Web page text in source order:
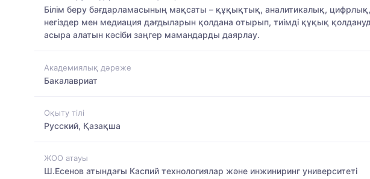
Білім беру бағдарламасының мақсаты – құқықтық, аналитикалық,
негіздер мен медиация дағдыларын қолдана отырып, тиімді құқық
асыра алатын кәсіби заңгер мамандарды даярлау.
Академиялық дәреже
Бакалавриат
Оқыту тілі
Русский, Қазақша
ЖОО атауы
Ш.Есенов атындағы Каспий технологиялар және инжиниринг университеті